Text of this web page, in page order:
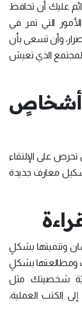
عليك أن تحافظ
التي تمر في
وأن تسعى بأن
الذي تعيش
أشخاصٍ
على الإلتقاء
معارف جديدة
وتنميتها بشكلٍ
ومطالعتها بشكلٍ
شخصيتك مثل
الكتب العملية،